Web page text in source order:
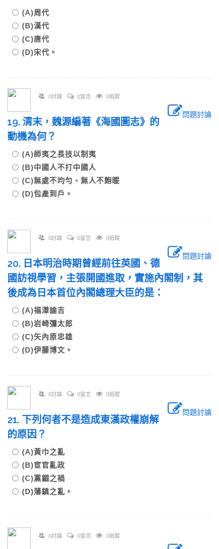
(A)周代
(B)漢代
(C)唐代
(D)宋代。
0討論 0留言 0追蹤
問題討論
19. 清末，魏源編著《海國圖志》的
動機為何？
(A)師夷之長技以制夷
(B)中國人不打中國人
(C)無處不均勻、無人不飽暖
(D)包產到戶。
0討論 0留言 0追蹤
問題討論
20. 日本明治時期曾經前往英國、德
國訪視學習，主張開國進取，實施內閣制，其
後成為日本首位內閣總理大臣的是：
(A)福澤諭吉
(B)岩崎彌太郎
(C)矢內原忠雄
(D)伊藤博文。
0討論 0留言 0追蹤
問題討論
21. 下列何者不是造成東漢政權崩解
的原因？
(A)黃巾之亂
(B)宦官亂政
(C)黨錮之禍
(D)藩鎮之亂。
0討論 0留言 0追蹤